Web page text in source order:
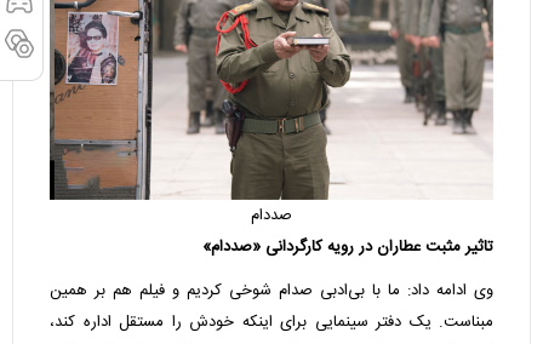
صددام
تاثیر مثبت عطاران در رویه کارگردانی «صددام»
وی ادامه داد: ما با بی‌ادبی صدام شوخی کردیم و فیلم هم بر همین
مبناست. یک دفتر سینمایی برای اینکه خودش را مستقل اداره کند،